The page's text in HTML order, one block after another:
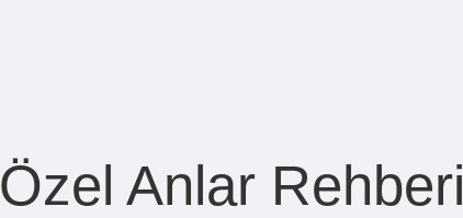
Özel Anlar Rehberi